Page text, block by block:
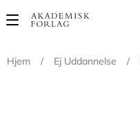
Main
Hjem
/ Ej Uddannelse /